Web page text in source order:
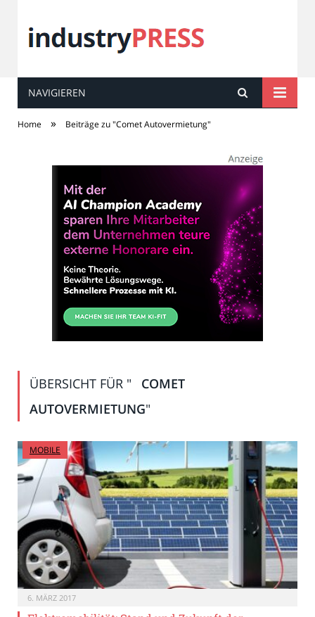
industryPRESS
NAVIGIEREN
Home » Beiträge zu "Comet Autovermietung"
ÜBERSICHT FÜR "
COMET
AUTOVERMIETUNG"
MOBILE
6. MÄRZ 2017